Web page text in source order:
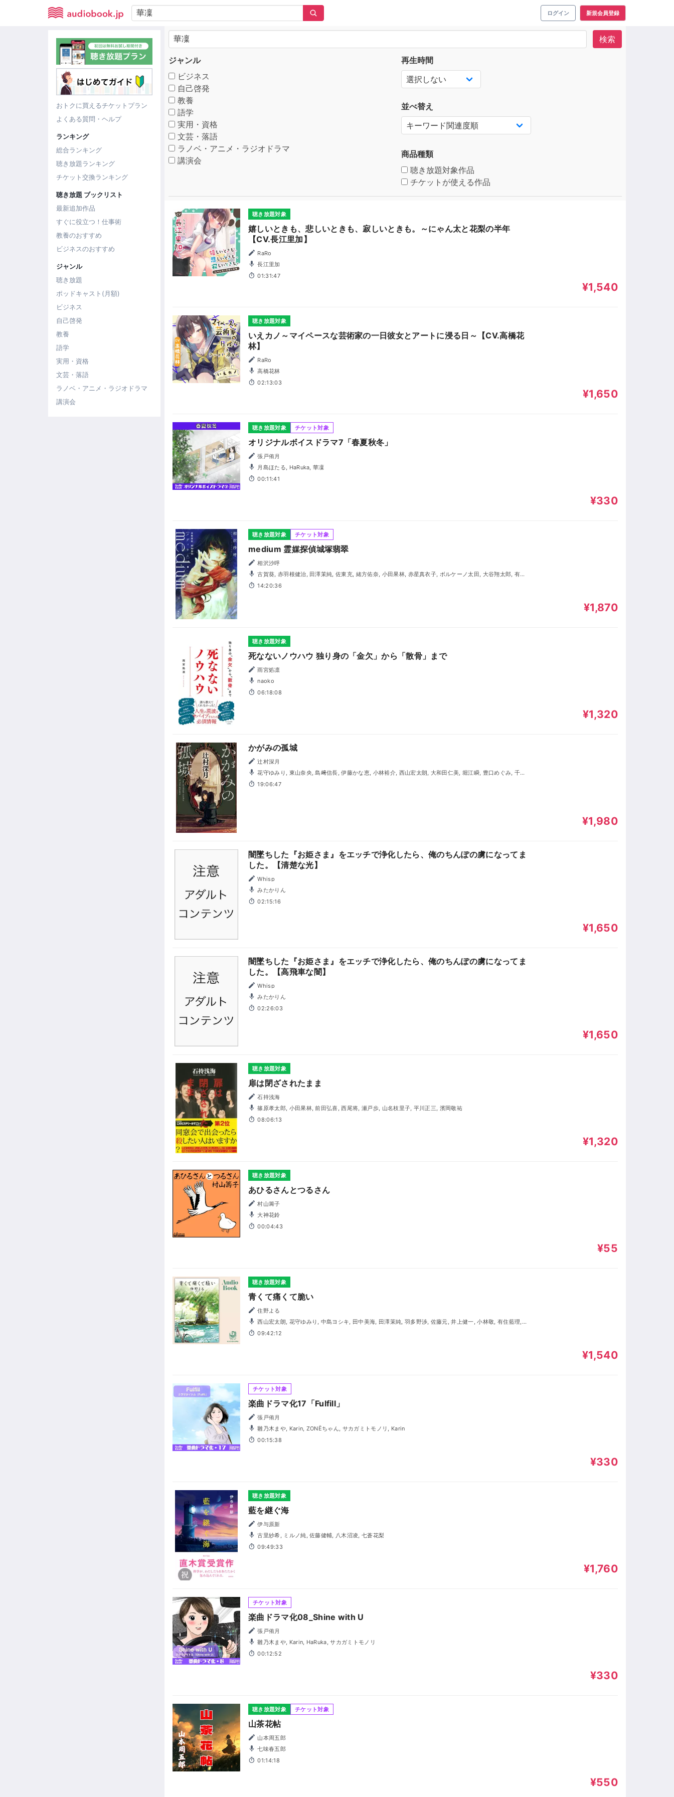
ログイン 新規会員登録
おトクに買えるチケットプラン
よくある質問・ヘルプ
ランキング
総合ランキング
聴き放題ランキング
チケット交換ランキング
聴き放題 ブックリスト
最新追加作品
すぐに役立つ！仕事術
教養のおすすめ
ビジネスのおすすめ
ジャンル
聴き放題
ポッドキャスト(月額)
ビジネス
自己啓発
教養
語学
実用・資格
文芸・落語
ラノベ・アニメ・ラジオドラマ
講演会
検索
ジャンル
ビジネス
自己啓発
教養
語学
実用・資格
文芸・落語
ラノベ・アニメ・ラジオドラマ
講演会
再生時間
並べ替え
商品種類
聴き放題対象作品
チケットが使える作品
聴き放題対象
嬉しいときも、悲しいときも、寂しいときも。～にゃん太と花梨の半年
【CV.長江里加】
RaRo
長江里加
01:31:47
¥1,540
聴き放題対象
いえカノ～マイペースな芸術家の一日彼女とアートに浸る日～【CV.高橋花
林】
RaRo
高橋花林
02:13:03
¥1,650
聴き放題対象 チケット対象
オリジナルボイスドラマ7「春夏秋冬」
張戸侑月
月島ほたる, HaRuka, 華凜
00:11:41
¥330
聴き放題対象 チケット対象
medium 霊媒探偵城塚翡翠
相沢沙呼
古賀葵, 赤羽根健治, 田澤茉純, 佐東充, 緒方佑奈, 小田果林, 赤星真衣子, ボルケーノ太田, 大谷翔太郎, 有住
藍里, 佐藤元, 幸村恵理
14:20:36
¥1,870
聴き放題対象
死なないノウハウ 独り身の「金欠」から「散骨」まで
雨宮処凛
naoko
06:18:08
¥1,320
かがみの孤城
辻村深月
花守ゆみり, 東山奈央, 島﨑信長, 伊藤かな恵, 小林裕介, 西山宏太朗, 大和田仁美, 堀江瞬, 豊口めぐみ, 千本
木彩花, 田澤茉純, 幸村恵理, 髙木朋弥, 亀山雄慈, 小田果林, 喜多田悠, 瀬戸歩, 進藤亜由美
19:06:47
¥1,980
闇墜ちした『お姫さま』をエッチで浄化したら、俺のちんぽの虜になってま
した。【清楚な光】
Whisp
みたかりん
02:15:16
¥1,650
闇墜ちした『お姫さま』をエッチで浄化したら、俺のちんぽの虜になってま
した。【高飛車な闇】
Whisp
みたかりん
02:26:03
¥1,650
聴き放題対象
扉は閉ざされたまま
石持浅海
篠原孝太郎, 小田果林, 前田弘喜, 西尾将, 瀬戸歩, 山名枝里子, 平川正三, 濱岡敬祐
08:06:13
¥1,320
聴き放題対象
あひるさんとつるさん
村山籌子
大神花鈴
00:04:43
¥55
聴き放題対象
青くて痛くて脆い
住野よる
西山宏太朗, 花守ゆみり, 中島ヨシキ, 田中美海, 田澤茉純, 羽多野渉, 佐藤元, 井上健一, 小林敬, 有住藍理,
小田果林, 髙山滉, 早瀬莉花, 山石さとみ, 泉帆唯花, 林原渉太
09:42:12
¥1,540
チケット対象
楽曲ドラマ化17「Fulfill」
張戸侑月
雛乃木まや, Karin, ZONËちゃん, サカガミトモノリ, Karin
00:15:38
¥330
聴き放題対象
藍を継ぐ海
伊与原新
古里紗希, ミルノ純, 佐藤健輔, 八木沼凌, 七蒼花梨
09:49:33
¥1,760
チケット対象
楽曲ドラマ化08_Shine with U
張戸侑月
雛乃木まや, Karin, HaRuka, サカガミトモノリ
00:12:52
¥330
聴き放題対象 チケット対象
山茶花帖
山本周五郎
七味春五郎
01:14:18
¥550